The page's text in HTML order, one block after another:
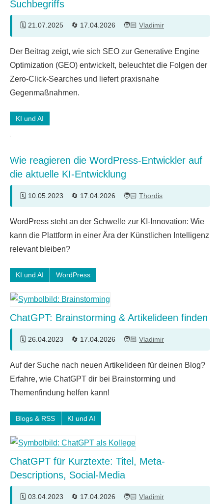
Suchbegriffs
21.07.2025 17.04.2026 Vladimir
Kommentare
Der Beitrag zeigt, wie sich SEO zur Generative Engine
Optimization (GEO) entwickelt, beleuchtet die Folgen der
Zero‑Click‑Searches und liefert praxisnahe
Gegenmaßnahmen.
KI und AI
Wie reagieren die WordPress-Entwickler auf
die aktuelle KI-Entwicklung
10.05.2023 17.04.2026 Thordis
WordPress steht an der Schwelle zur KI-Innovation: Wie
kann die Plattform in einer Ära der Künstlichen Intelligenz
relevant bleiben?
KI und AI WordPress
ChatGPT: Brainstorming & Artikelideen finden
26.04.2023 17.04.2026 Vladimir
Auf der Suche nach neuen Artikelideen für deinen Blog?
Erfahre, wie ChatGPT dir bei Brainstorming und
Themenfindung helfen kann!
Blogs & RSS KI und AI
ChatGPT für Kurztexte: Titel, Meta-
Descriptions, Social-Media
03.04.2023 17.04.2026 Vladimir